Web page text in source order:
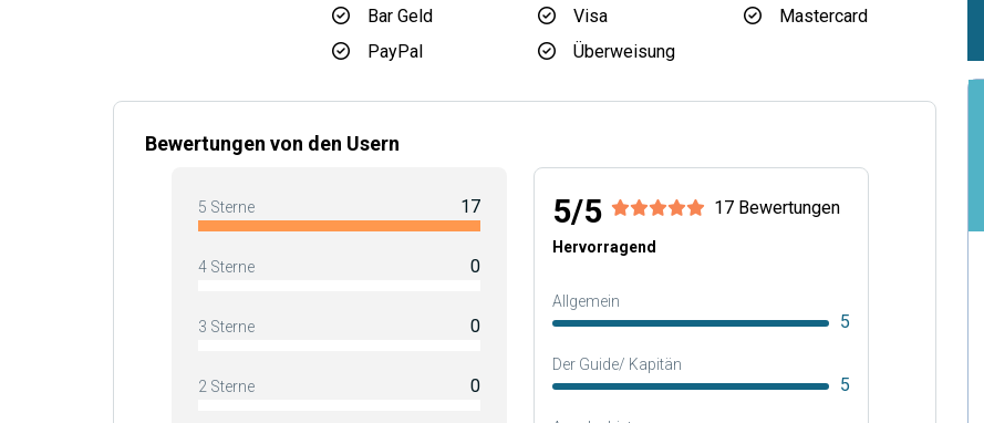
Bar Geld
Visa
Mastercard
PayPal
Überweisung
Bewertungen von den Usern
5 Sterne 17
4 Sterne 0
3 Sterne 0
2 Sterne 0
5/5 17 Bewertungen
Hervorragend
Allgemein
5
Der Guide/ Kapitän
5